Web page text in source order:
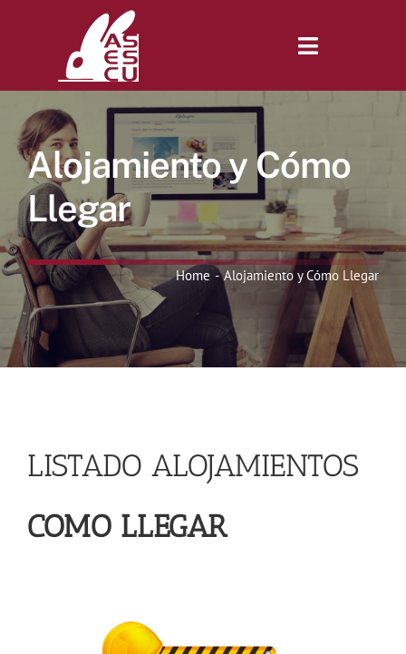
Toggle
Inicio
Revista
Tienda
Lonjas
Symposiums
Alojamiento y Cómo
Llegar
Home Alojamiento y Cómo Llegar
LISTADO ALOJAMIENTOS
COMO LLEGAR